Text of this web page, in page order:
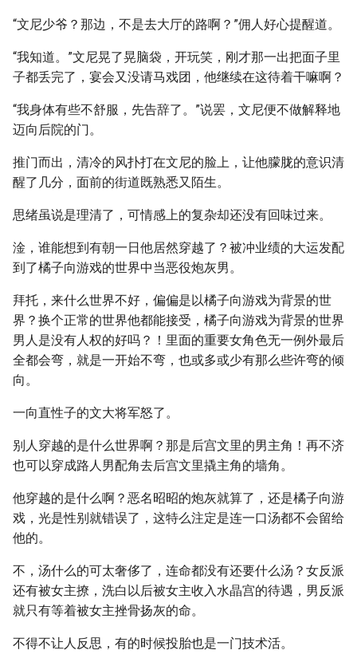
“文尼少爷？那边，不是去大厅的路啊？”佣人好心提醒道。
“我知道。”文尼晃了晃脑袋，开玩笑，刚才那一出把面子里
子都丢完了，宴会又没请马戏团，他继续在这待着干嘛啊？
“我身体有些不舒服，先告辞了。”说罢，文尼便不做解释地
迈向后院的门。
推门而出，清冷的风扑打在文尼的脸上，让他朦胧的意识清
醒了几分，面前的街道既熟悉又陌生。
思绪虽说是理清了，可情感上的复杂却还没有回味过来。
淦，谁能想到有朝一日他居然穿越了？被冲业绩的大运发配
到了橘子向游戏的世界中当恶役炮灰男。
拜托，来什么世界不好，偏偏是以橘子向游戏为背景的世
界？换个正常的世界他都能接受，橘子向游戏为背景的世界
男人是没有人权的好吗？！里面的重要女角色无一例外最后
全都会弯，就是一开始不弯，也或多或少有那么些许弯的倾
向。
一向直性子的文大将军怒了。
别人穿越的是什么世界啊？那是后宫文里的男主角！再不济
也可以穿成路人男配角去后宫文里撬主角的墙角。
他穿越的是什么啊？恶名昭昭的炮灰就算了，还是橘子向游
戏，光是性别就错误了，这特么注定是连一口汤都不会留给
他的。
不，汤什么的可太奢侈了，连命都没有还要什么汤？女反派
还有被女主撩，洗白以后被女主收入水晶宫的待遇，男反派
就只有等着被女主挫骨扬灰的命。
不得不让人反思，有的时候投胎也是一门技术活。